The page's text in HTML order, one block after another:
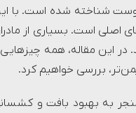
شناخته شده است. با
اصلی است. بسیاری از
در این مقاله، همه چیزهایی
بررسی خواهیم کرد.
به بهبود بافت و